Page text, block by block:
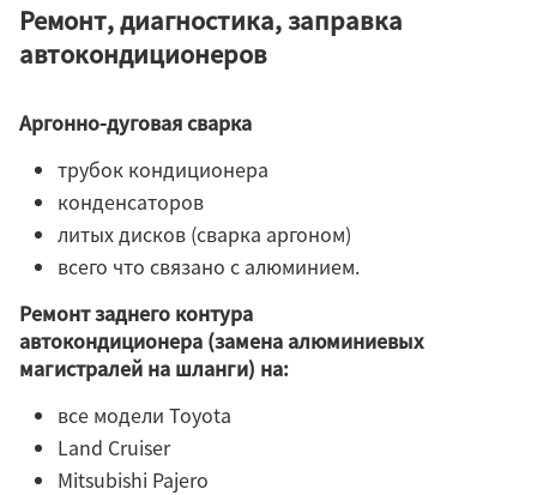
Ремонт, диагностика, заправка
автокондиционеров
Аргонно-дуговая сварка
трубок кондиционера
конденсаторов
литых дисков (сварка аргоном)
всего что связано с алюминием.
Ремонт заднего контура
автокондиционера (замена алюминиевых
магистралей на шланги) на:
все модели Toyota
Land Cruiser
Mitsubishi Pajero